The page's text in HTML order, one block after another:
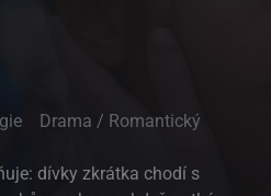
Drama / Romantický
dívky zkrátka chodí s